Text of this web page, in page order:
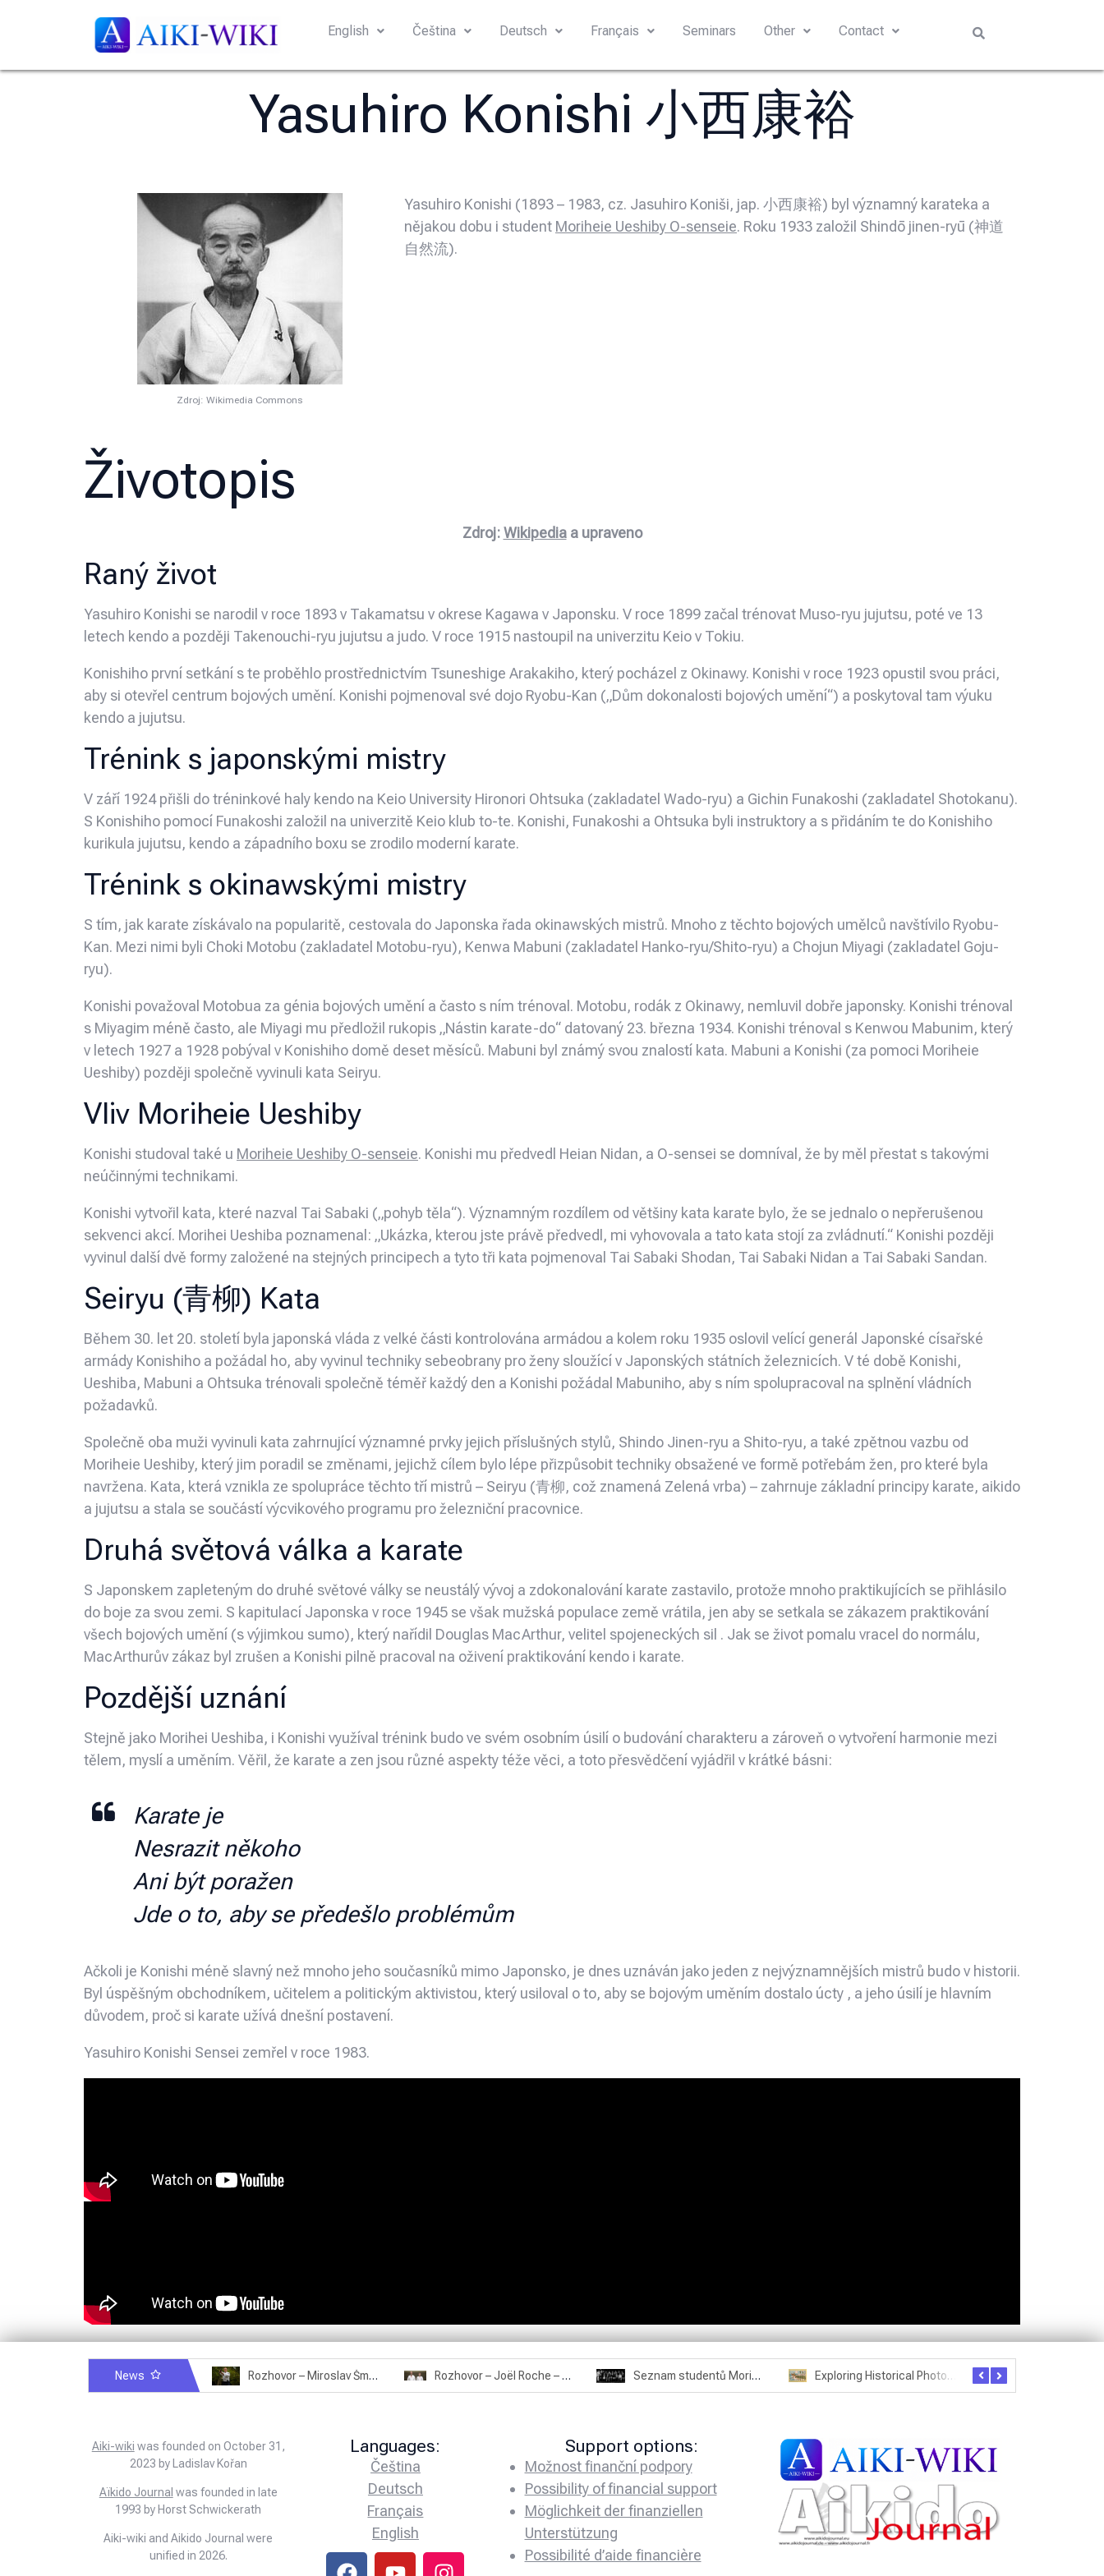
English Čeština Deutsch Français Seminars Other Contact
Yasuhiro Konishi 小西康裕
Zdroj: Wikimedia Commons
Yasuhiro Konishi (1893 – 1983, cz. Jasuhiro Koniši, jap. 小西康裕) byl významný karateka a
nějakou dobu i student Moriheie Ueshiby O-senseie. Roku 1933 založil Shindō jinen-ryū (神道
自然流).
Životopis
Zdroj:Wikipediaa upraveno
Raný život
Yasuhiro Konishi se narodil v roce 1893 v Takamatsu v okrese Kagawa v Japonsku. V roce 1899 začal trénovat Muso-ryu jujutsu, poté ve 13
letech kendo a později Takenouchi-ryu jujutsu a judo. V roce 1915 nastoupil na univerzitu Keio v Tokiu.
Konishiho první setkání s te proběhlo prostřednictvím Tsuneshige Arakakiho, který pocházel z Okinawy. Konishi v roce 1923 opustil svou práci,
aby si otevřel centrum bojových umění. Konishi pojmenoval své dojo Ryobu-Kan („Dům dokonalosti bojových umění“) a poskytoval tam výuku
kendo a jujutsu.
Trénink s japonskými mistry
V září 1924 přišli do tréninkové haly kendo na Keio University Hironori Ohtsuka (zakladatel Wado-ryu) a Gichin Funakoshi (zakladatel Shotokanu).
S Konishiho pomocí Funakoshi založil na univerzitě Keio klub to-te. Konishi, Funakoshi a Ohtsuka byli instruktory a s přidáním te do Konishiho
kurikula jujutsu, kendo a západního boxu se zrodilo moderní karate.
Trénink s okinawskými mistry
S tím, jak karate získávalo na popularitě, cestovala do Japonska řada okinawských mistrů. Mnoho z těchto bojových umělců navštívilo Ryobu-
Kan. Mezi nimi byli Choki Motobu (zakladatel Motobu-ryu), Kenwa Mabuni (zakladatel Hanko-ryu/Shito-ryu) a Chojun Miyagi (zakladatel Goju-
ryu).
Konishi považoval Motobua za génia bojových umění a často s ním trénoval. Motobu, rodák z Okinawy, nemluvil dobře japonsky. Konishi trénoval
s Miyagim méně často, ale Miyagi mu předložil rukopis „Nástin karate-do“ datovaný 23. března 1934. Konishi trénoval s Kenwou Mabunim, který
v letech 1927 a 1928 pobýval v Konishiho domě deset měsíců. Mabuni byl známý svou znalostí kata. Mabuni a Konishi (za pomoci Moriheie
Ueshiby) později společně vyvinuli kata Seiryu.
Vliv Moriheie Ueshiby
Konishi studoval také u Moriheie Ueshiby O-senseie. Konishi mu předvedl Heian Nidan, a O-sensei se domníval, že by měl přestat s takovými
neúčinnými technikami.
Konishi vytvořil kata, které nazval Tai Sabaki („pohyb těla“). Významným rozdílem od většiny kata karate bylo, že se jednalo o nepřerušenou
sekvenci akcí. Morihei Ueshiba poznamenal: „Ukázka, kterou jste právě předvedl, mi vyhovovala a tato kata stojí za zvládnutí.“ Konishi později
vyvinul další dvě formy založené na stejných principech a tyto tři kata pojmenoval Tai Sabaki Shodan, Tai Sabaki Nidan a Tai Sabaki Sandan.
Seiryu (青柳) Kata
Během 30. let 20. století byla japonská vláda z velké části kontrolována armádou a kolem roku 1935 oslovil velící generál Japonské císařské
armády Konishiho a požádal ho, aby vyvinul techniky sebeobrany pro ženy sloužící v Japonských státních železnicích. V té době Konishi,
Ueshiba, Mabuni a Ohtsuka trénovali společně téměř každý den a Konishi požádal Mabuniho, aby s ním spolupracoval na splnění vládních
požadavků.
Společně oba muži vyvinuli kata zahrnující významné prvky jejich příslušných stylů, Shindo Jinen-ryu a Shito-ryu, a také zpětnou vazbu od
Moriheie Ueshiby, který jim poradil se změnami, jejichž cílem bylo lépe přizpůsobit techniky obsažené ve formě potřebám žen, pro které byla
navržena. Kata, která vznikla ze spolupráce těchto tří mistrů – Seiryu (青柳, což znamená Zelená vrba) – zahrnuje základní principy karate, aikido
a jujutsu a stala se součástí výcvikového programu pro železniční pracovnice.
Druhá světová válka a karate
S Japonskem zapleteným do druhé světové války se neustálý vývoj a zdokonalování karate zastavilo, protože mnoho praktikujících se přihlásilo
do boje za svou zemi. S kapitulací Japonska v roce 1945 se však mužská populace země vrátila, jen aby se setkala se zákazem praktikování
všech bojových umění (s výjimkou sumo), který nařídil Douglas MacArthur, velitel spojeneckých sil . Jak se život pomalu vracel do normálu,
MacArthurův zákaz byl zrušen a Konishi pilně pracoval na oživení praktikování kendo i karate.
Pozdější uznání
Stejně jako Morihei Ueshiba, i Konishi využíval trénink budo ve svém osobním úsilí o budování charakteru a zároveň o vytvoření harmonie mezi
tělem, myslí a uměním. Věřil, že karate a zen jsou různé aspekty téže věci, a toto přesvědčení vyjádřil v krátké básni:
Karate je
Nesrazit někoho
Ani být poražen
Jde o to, aby se předešlo problémům
Ačkoli je Konishi méně slavný než mnoho jeho současníků mimo Japonsko, je dnes uznáván jako jeden z nejvýznamnějších mistrů budo v historii.
Byl úspěšným obchodníkem, učitelem a politickým aktivistou, který usiloval o to, aby se bojovým uměním dostalo úcty , a jeho úsilí je hlavním
důvodem, proč si karate užívá dnešní postavení.
Yasuhiro Konishi Sensei zemřel v roce 1983.
News Rozhovor – Miroslav Šmíd – 22.3.2025 Rozhovor – Joël Roche – 12.4.2025 – Praha, Karlín Seznam studentů Moriheie Ueshiby Exploring Historical Photos – Postcard from the Kwantung Army
Aiki-wiki was founded on October 31,
2023 by Ladislav Kořan
Aïkido Journal was founded in late
1993 by Horst Schwickerath
Aiki-wiki and Aikido Journal were
unified in 2026.
Languages:
Čeština
Deutsch
Français
English
Support options:
Možnost finanční podpory
Possibility of financial support
Möglichkeit der finanziellen
Unterstützung
Possibilité d’aide financière